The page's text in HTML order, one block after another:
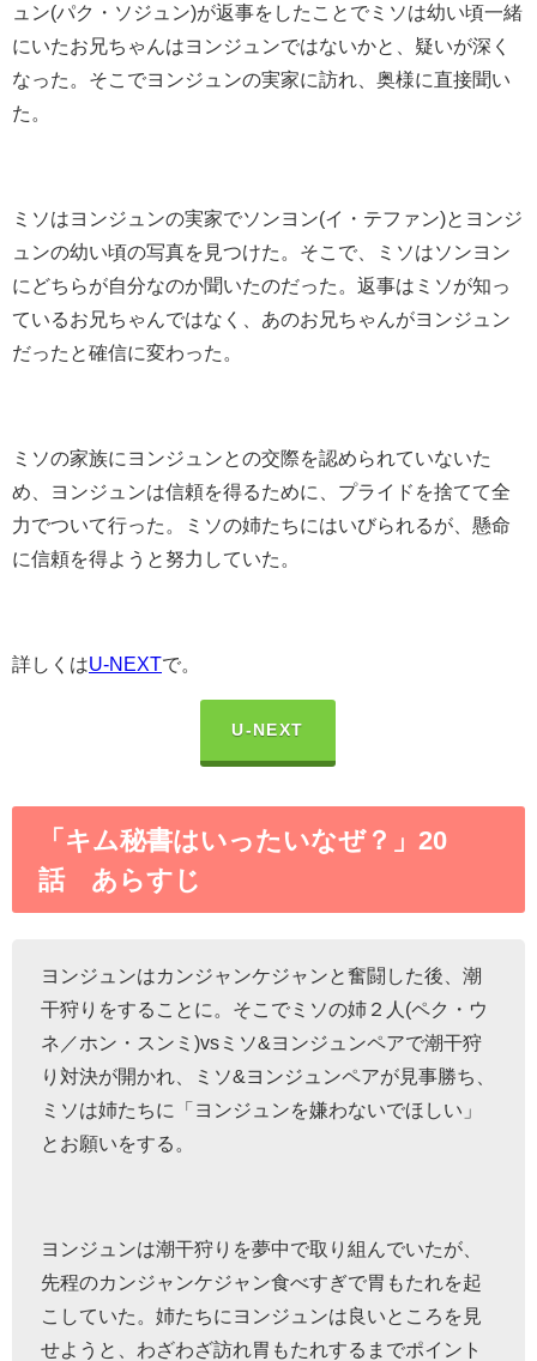
ュン(パク・ソジュン)が返事をしたことでミソは幼い頃一緒
にいたお兄ちゃんはヨンジュンではないかと、疑いが深く
なった。そこでヨンジュンの実家に訪れ、奥様に直接聞い
た。
ミソはヨンジュンの実家でソンヨン(イ・テファン)とヨンジ
ュンの幼い頃の写真を見つけた。そこで、ミソはソンヨン
にどちらが自分なのか聞いたのだった。返事はミソが知っ
ているお兄ちゃんではなく、あのお兄ちゃんがヨンジュン
だったと確信に変わった。
ミソの家族にヨンジュンとの交際を認められていないた
め、ヨンジュンは信頼を得るために、プライドを捨てて全
力でついて行った。ミソの姉たちにはいびられるが、懸命
に信頼を得ようと努力していた。
詳しくはU-NEXTで。
U-NEXT
「キム秘書はいったいなぜ？」20
話 あらすじ
ヨンジュンはカンジャンケジャンと奮闘した後、潮
干狩りをすることに。そこでミソの姉２人(ペク・ウ
ネ／ホン・スンミ)vsミソ&ヨンジュンペアで潮干狩
り対決が開かれ、ミソ&ヨンジュンペアが見事勝ち、
ミソは姉たちに「ヨンジュンを嫌わないでほしい」
とお願いをする。
ヨンジュンは潮干狩りを夢中で取り組んでいたが、
先程のカンジャンケジャン食べすぎで胃もたれを起
こしていた。姉たちにヨンジュンは良いところを見
せようと、わざわざ訪れ胃もたれするまでポイント